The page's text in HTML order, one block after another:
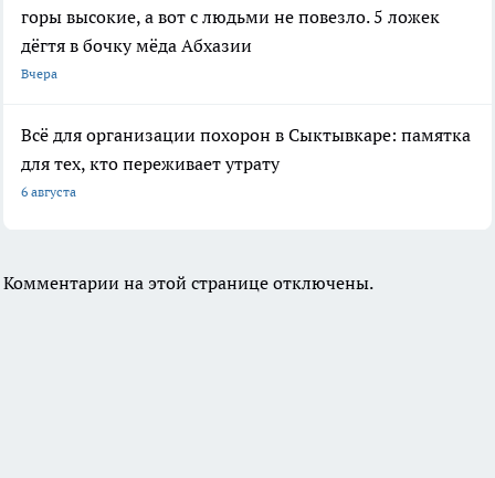
горы высокие, а вот с людьми не повезло. 5 ложек
дёгтя в бочку мёда Абхазии
Вчера
Всё для организации похорон в Сыктывкаре: памятка
для тех, кто переживает утрату
6 августа
Комментарии на этой странице отключены.